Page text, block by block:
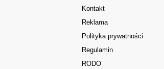
Kontakt
Reklama
Polityka prywatności
Regulamin
RODO